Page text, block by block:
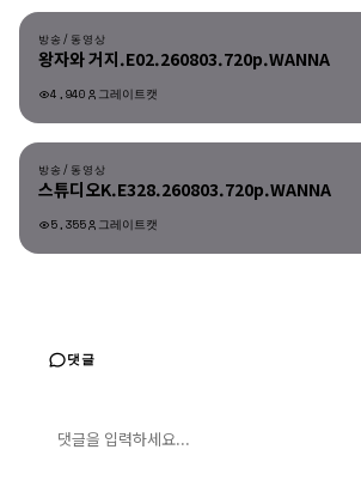
방송/동영상
왕자와 거지.E02.260803.720p.WANNA
4,940 그레이트캣
방송/동영상
방송/동영상
스튜디오K.E328.260803.720p.WANNA
5,355 그레이트캣
댓글